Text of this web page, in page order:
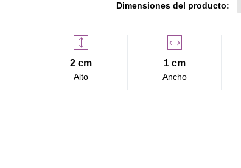
Dimensiones del producto:
2 cm
Alto
1 cm
Ancho